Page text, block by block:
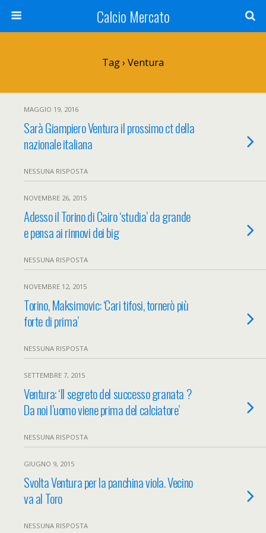
Calcio Mercato
Tag › Ventura
MAGGIO 19, 2016
Sarà Giampiero Ventura il prossimo ct della
nazionale italiana
NESSUNA RISPOSTA
NOVEMBRE 26, 2015
Adesso il Torino di Cairo ‘studia’ da grande
e pensa ai rinnovi dei big
NESSUNA RISPOSTA
NOVEMBRE 12, 2015
Torino, Maksimovic: ‘Cari tifosi, tornerò più
forte di prima’
NESSUNA RISPOSTA
SETTEMBRE 7, 2015
Ventura: ‘Il segreto del successo granata ?
Da noi l’uomo viene prima del calciatore’
NESSUNA RISPOSTA
GIUGNO 9, 2015
Svolta Ventura per la panchina viola. Vecino
va al Toro
NESSUNA RISPOSTA